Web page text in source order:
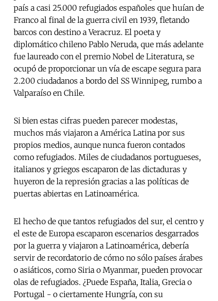
país a casi 25.000 refugiados españoles que huían de
Franco al final de la guerra civil en 1939, fletando
barcos con destino a Veracruz. El poeta y
diplomático chileno Pablo Neruda, que más adelante
fue laureado con el premio Nobel de Literatura, se
ocupó de proporcionar un vía de escape segura para
2.200 ciudadanos a bordo del SS Winnipeg, rumbo a
Valparaíso en Chile.
Si bien estas cifras pueden parecer modestas,
muchos más viajaron a América Latina por sus
propios medios, aunque nunca fueron contados
como refugiados. Miles de ciudadanos portugueses,
italianos y griegos escaparon de las dictaduras y
huyeron de la represión gracias a las políticas de
puertas abiertas en Latinoamérica.
El hecho de que tantos refugiados del sur, el centro y
el este de Europa escaparon escenarios desgarrados
por la guerra y viajaron a Latinoamérica, debería
servir de recordatorio de cómo no sólo países árabes
o asiáticos, como Siria o Myanmar, pueden provocar
olas de refugiados. ¿Puede España, Italia, Grecia o
Portugal - o ciertamente Hungría, con su